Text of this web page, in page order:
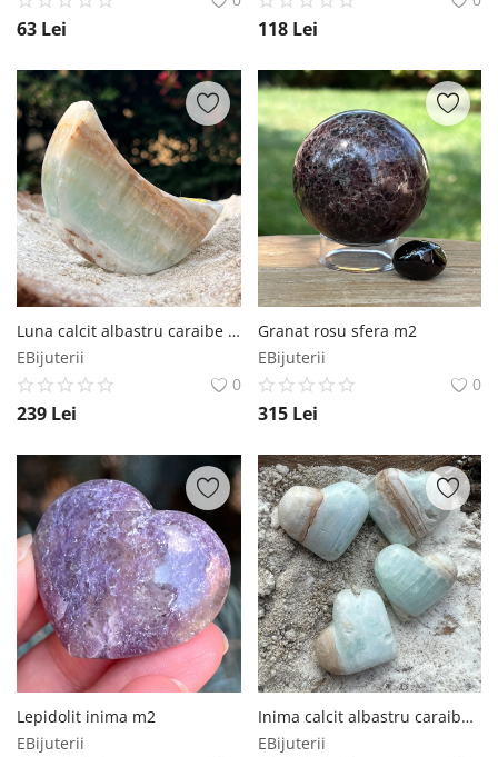
63 Lei 118 Lei
Luna calcit albastru caraibe m3
EBijuterii
0
239 Lei
Granat rosu sfera m2
EBijuterii
0
315 Lei
Lepidolit inima m2
EBijuterii
Inima calcit albastru caraibe m1
EBijuterii